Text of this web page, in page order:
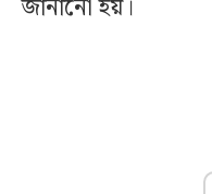
জানানো হয়।